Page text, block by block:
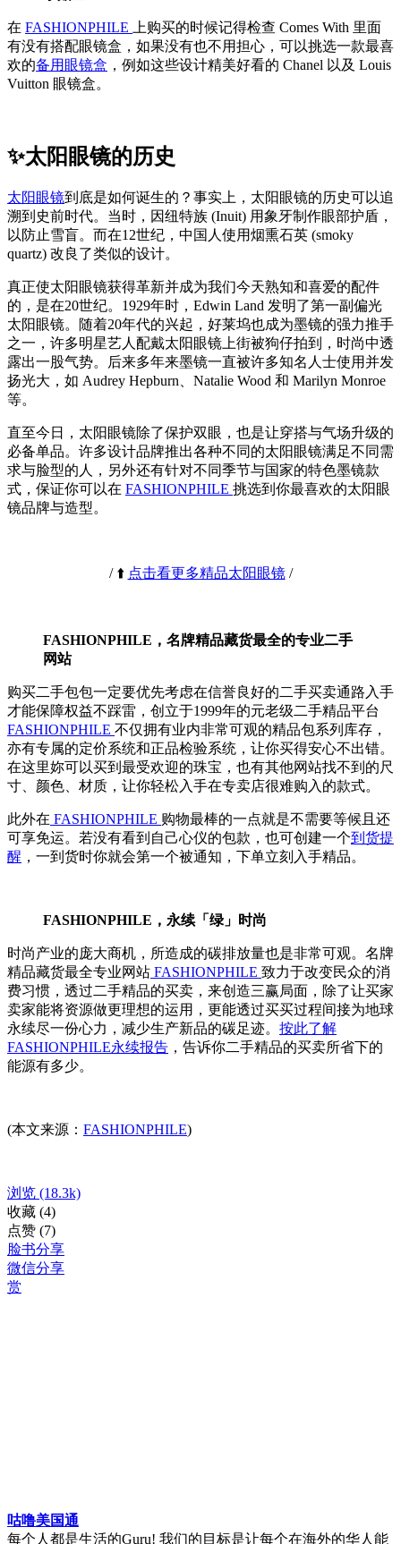
在 FASHIONPHILE
上购买的时候记得检查 Comes With 里面
有没有搭配眼镜盒，如果没有也不用担心，可以挑选一款最喜
欢的备用眼镜盒 ，例如这些设计精美好看的 Chanel 以及 Louis
Vuitton 眼镜盒。
✨太阳眼镜的历史
太阳眼镜到底是如何诞生的？事实上，太阳眼镜的历史可以追
溯到史前时代。当时，因纽特族 (Inuit) 用象牙制作眼部护盾，
以防止雪盲。而在12世纪，中国人使用烟熏石英 (smoky
quartz) 改良了类似的设计。
真正使太阳眼镜获得革新并成为我们今天熟知和喜爱的配件
的，是在20世纪。1929年时，Edwin Land 发明了第一副偏光
太阳眼镜。随着20年代的兴起，好莱坞也成为墨镜的强力推手
之一，许多明星艺人配戴太阳眼镜上街被狗仔拍到，时尚中透
露出一股气势。后来多年来墨镜一直被许多知名人士使用并发
扬光大，如 Audrey Hepburn、Natalie Wood 和 Marilyn Monroe
等。
直至今日，太阳眼镜除了保护双眼，也是让穿搭与气场升级的
必备单品。许多设计品牌推出各种不同的太阳眼镜满足不同需
求与脸型的人，另外还有针对不同季节与国家的特色墨镜款
式，保证你可以在 FASHIONPHILE 挑选到你最喜欢的太阳眼
镜品牌与造型。
/ ⬆️ 点击看更多精品太阳眼镜/
FASHIONPHILE，名牌精品藏货最全的专业二手
网站
购买二手包包一定要优先考虑在信誉良好的二手买卖通路入手
才能保障权益不踩雷，创立于1999年的元老级二手精品平台
FASHIONPHILE 不仅拥有业内非常可观的精品包系列库存，
亦有专属的定价系统和正品检验系统，让你买得安心不出错。
在这里妳可以买到最受欢迎的珠宝，也有其他网站找不到的尺
寸、颜色、材质，让你轻松入手在专卖店很难购入的款式。
此外在 FASHIONPHILE 购物最棒的一点就是不需要等候且还
可享免运。若没有看到自己心仪的包款，也可创建一个到货提
醒 ，一到货时你就会第一个被通知，下单立刻入手精品。
FASHIONPHILE，永续「绿」时尚
时尚产业的庞大商机，所造成的碳排放量也是非常可观。名牌
精品藏货最全专业网站 FASHIONPHILE 致力于改变民众的消
费习惯，透过二手精品的买卖，来创造三赢局面，除了让买家
卖家能将资源做更理想的运用，更能透过买买过程间接为地球
永续尽一份心力，减少生产新品的碳足迹。 按此了解
FASHIONPHILE永续报告 ，告诉你二手精品的买卖所省下的
能源有多少。
(本文来源： FASHIONPHILE)
浏览 (18.3k)
收藏 (4)
点赞 (7)
脸书分享
微信分享
赏
咕噜美国通
每个人都是生活的Guru! 我们的目标是让每个在海外的华人能